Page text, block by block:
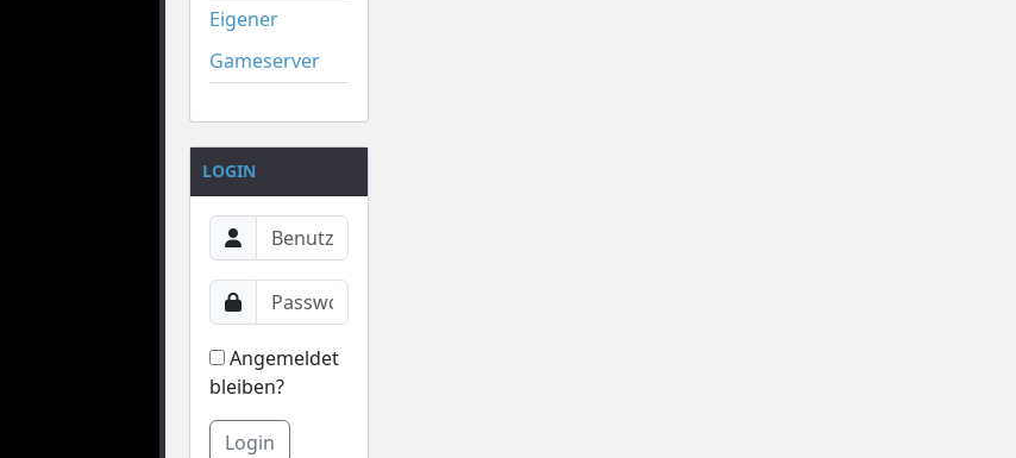
Eigener
Gameserver
LOGIN
Angemeldet
bleiben?
Login